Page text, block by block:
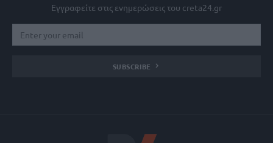
Εγγραφείτε στις ενημερώσεις του creta24.gr
SUBSCRIBE